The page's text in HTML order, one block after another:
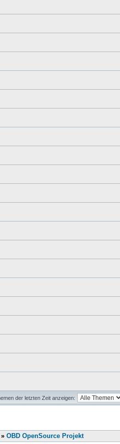
der letzten Zeit anzeigen:
» OBD OpenSource Projekt